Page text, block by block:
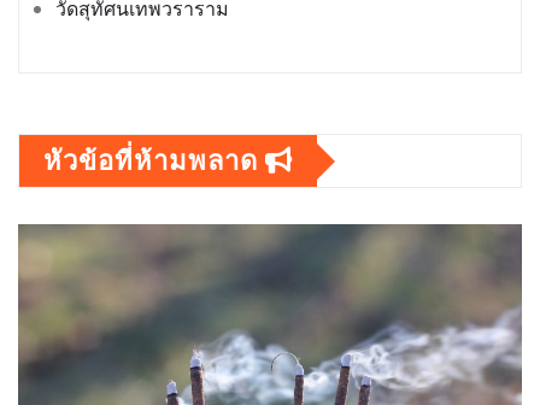
วัดสุทัศนเทพวราราม
หัวข้อที่ห้ามพลาด